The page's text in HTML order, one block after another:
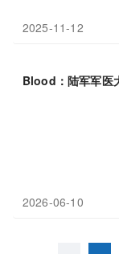
2025-11-12
Blood：陆军军医
2026-06-10